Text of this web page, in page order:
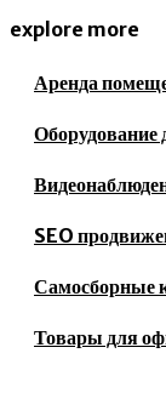
explore more
Аренда
Оборудование
SEO
Самосборные
Товары для